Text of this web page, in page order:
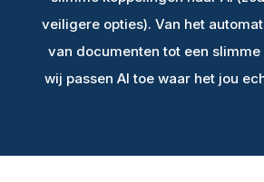
veiligere opties). Van het
van documenten tot een
wij passen AI toe waar het jou